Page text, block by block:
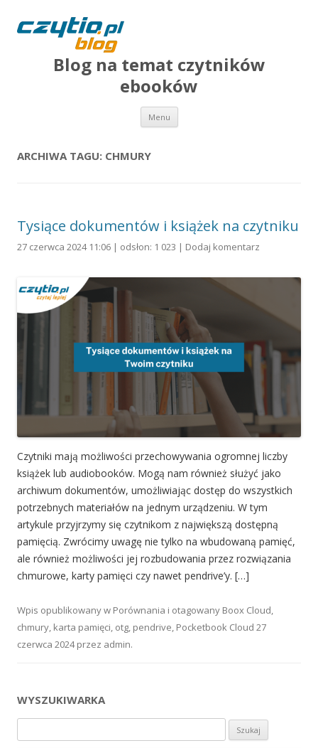
Blog na temat czytników
ebooków
Menu Przejdź do treści
ARCHIWA TAGU: CHMURY
Tysiące dokumentów i książek na czytniku
27 czerwca 2024 11:06 | odsłon: 1 023 | Dodaj komentarz
Czytniki mają możliwości przechowywania ogromnej liczby
książek lub audiobooków. Mogą nam również służyć jako
archiwum dokumentów, umożliwiając dostęp do wszystkich
potrzebnych materiałów na jednym urządzeniu. W tym
artykule przyjrzymy się czytnikom z największą dostępną
pamięcią. Zwrócimy uwagę nie tylko na wbudowaną pamięć,
ale również możliwości jej rozbudowania przez rozwiązania
chmurowe, karty pamięci czy nawet pendrive’y. […]
Wpis opublikowany w Porównania i otagowany Boox Cloud,
chmury, karta pamięci, otg, pendrive, Pocketbook Cloud 27
czerwca 2024przez admin.
WYSZUKIWARKA